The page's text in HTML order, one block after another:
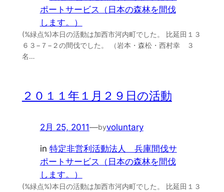
ポートサービス（日本の森林を間伐
します。）
(%緑点%)本日の活動は加西市河内町でした。 比延田１３
６３−７−２の間伐でした。 （岩本・森松・西村幸 ３
名…
２０１１年１月２９日の活動
2月 25, 2011—byvoluntary
in 特定非営利活動法人 兵庫間伐サ
ポートサービス（日本の森林を間伐
します。）
(%緑点%)本日の活動は加西市河内町でした。 比延田１３